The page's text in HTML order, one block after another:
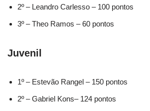
2º – Leandro Carlesso – 100 pontos
3º – Theo Ramos – 60 pontos
Juvenil
1º – Estevão Rangel – 150 pontos
2º – Gabriel Kons– 124 pontos